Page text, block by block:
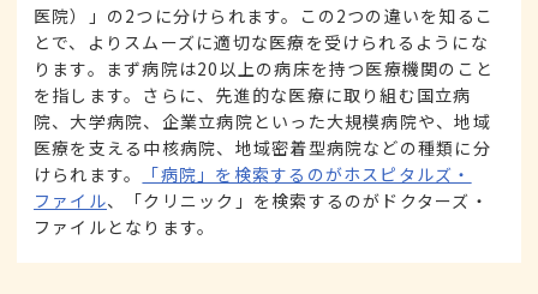
医院）」の2つに分けられます。この2つの違いを知るこ
とで、よりスムーズに適切な医療を受けられるようにな
ります。まず病院は20以上の病床を持つ医療機関のこと
を指します。さらに、先進的な医療に取り組む国立病
院、大学病院、企業立病院といった大規模病院や、地域
医療を支える中核病院、地域密着型病院などの種類に分
けられます。
「病院」を検索するのがホスピタルズ・
ファイル、「クリニック」を検索するのがドクターズ・
ファイルとなります。